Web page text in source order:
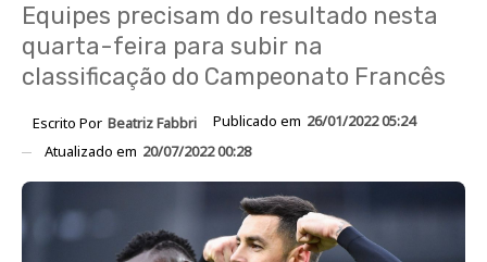
Equipes precisam do resultado nesta
quarta-feira para subir na
classificação do Campeonato Francês
Escrito Por Beatriz Fabbri Publicado em 26/01/2022 05:24
Atualizado em 20/07/2022 00:28